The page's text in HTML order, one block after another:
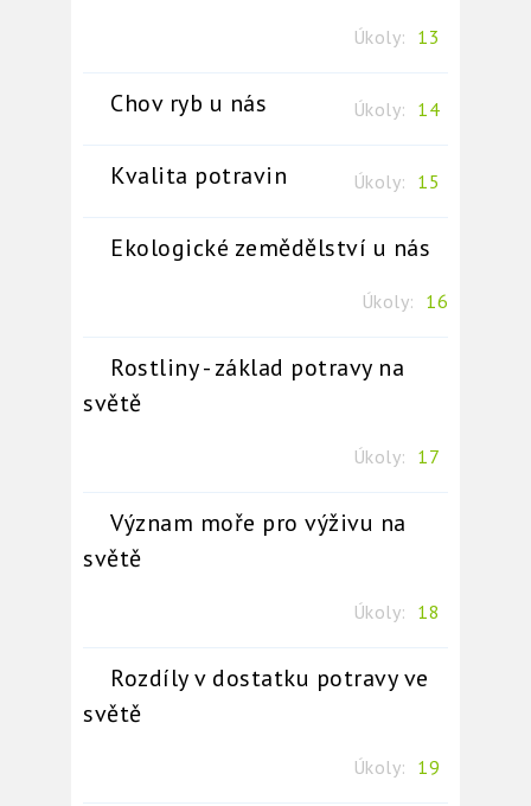
Úkoly: 13
Chov ryb u nás Úkoly: 14
Kvalita potravin Úkoly: 15
Ekologické zemědělství u nás
Úkoly: 16
Rostliny - základ potravy na
světě
Úkoly: 17
Význam moře pro výživu na
světě
Úkoly: 18
Rozdíly v dostatku potravy ve
světě
Úkoly: 19